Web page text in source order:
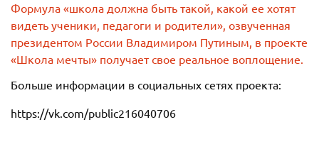
Формула «школа должна быть такой, какой ее хотят
видеть ученики, педагоги и родители», озвученная
президентом России Владимиром Путиным, в проекте
«Школа мечты» получает свое реальное воплощение.
Больше информации в социальных сетях проекта:
https://vk.com/public216040706